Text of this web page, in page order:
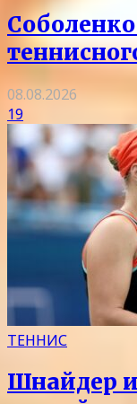
08.08.2026
19
ТЕННИС
Шнайдер